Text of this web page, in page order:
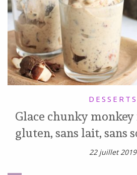
DESSERTS
Glace chunky monkey
gluten, sans lait, sans
22 juillet 2019